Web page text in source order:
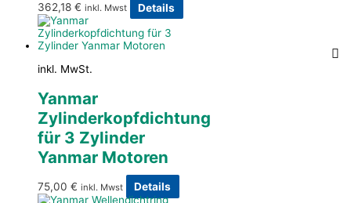
362,18 € inkl. Mwst Details
inkl. MwSt.
Yanmar
Zylinderkopfdichtung
für 3 Zylinder
Yanmar Motoren
75,00 € inkl. Mwst Details